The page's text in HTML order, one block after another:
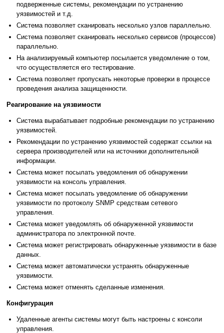
подверженные системы, рекомендации по устранению
уязвимостей и т.д.
Система позволяет сканировать несколько узлов параллельно.
Система позволяет сканировать несколько сервисов (процессов)
параллельно.
На анализируемый компьютер посылается уведомление о том,
что осуществляется его тестирование.
Система позволяет пропускать некоторые проверки в процессе
проведения анализа защищенности.
Реагирование на уязвимости
Система вырабатывает подробные рекомендации по устранению
уязвимостей.
Рекомендации по устранению уязвимостей содержат ссылки на
сервера производителей или на источники дополнительной
информации.
Система может посылать уведомления об обнаружении
уязвимости на консоль управления.
Система может посылать уведомление об обнаружении
уязвимости по протоколу SNMP средствам сетевого
управления.
Система может уведомлять об обнаруженной уязвимости
администратора по электронной почте.
Система может регистрировать обнаруженные уязвимости в базе
данных.
Система может автоматически устранять обнаруженные
уязвимости.
Система может отменять сделанные изменения.
Конфигурация
Удаленные агенты системы могут быть настроены с консоли
управления.